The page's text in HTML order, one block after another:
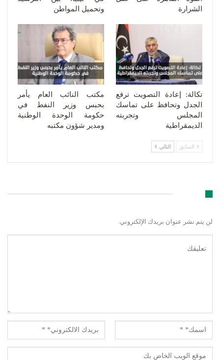
الشرارة
وتحميل المواطن
تكالة: إعادة التصويت ترفع
الجدل وتحافظ على تماسك
المجلس وتجربته
الديمقراطية
مكتب النائب العام يأمر
بحبس وزير النفط في
حكومة الوحدة الوطنية
ومدير شؤون مكتبه
السابق التالي
لن يتم نشر عنوان بريدك الإلكتروني.